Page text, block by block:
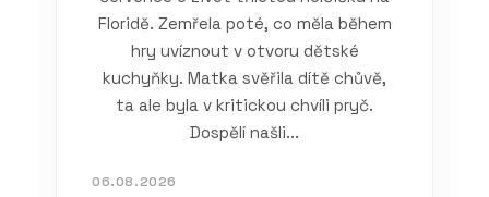
Floridě. Zemřela poté, co měla během
hry uvíznout v otvoru dětské
kuchyňky. Matka svěřila dítě chůvě,
ta ale byla v kritickou chvíli pryč.
Dospělí našli...
06.08.2026